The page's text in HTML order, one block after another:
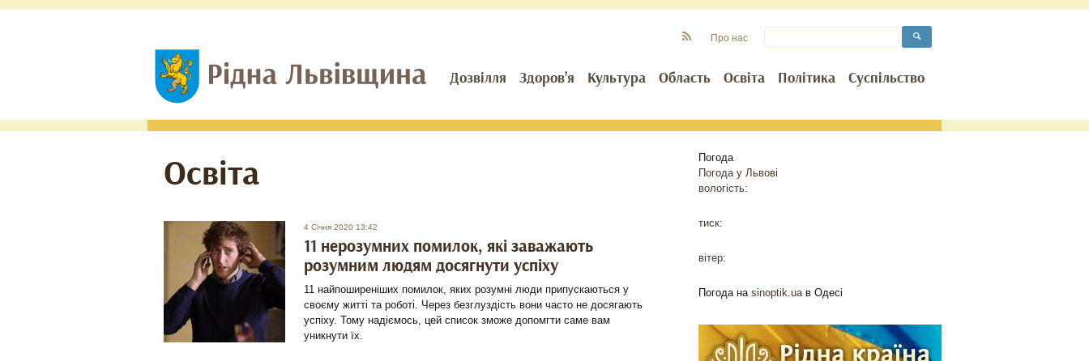
Дозвілля Здоров’я Культура Область Освіта Політика Суспільство
Про нас
Освіта
4 Січня 2020 13:42
11 нерозумних помилок, які заважають
розумним людям досягнути успіху
11 найпоширеніших помилок, яких розумні люди припускаються у
своєму житті та роботі. Через безглуздість вони часто не досягають
успіху. Тому надіємось, цей список зможе допомгти саме вам
уникнути їх.
Погода
Погода у Львові
вологість:
тиск:
вітер:
Погода на sinoptik.uaв Одесі